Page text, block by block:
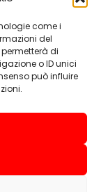
come i
del
di
o ID unici
può influire